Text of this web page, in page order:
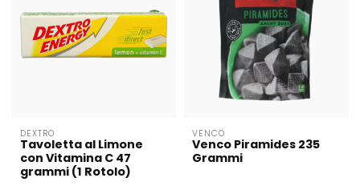
DEXTRO
Tavoletta al Limone
con Vitamina C 47
grammi (1 Rotolo)
VENCO
Venco Piramides 235
Grammi